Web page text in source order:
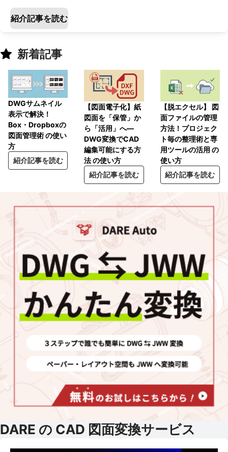
紹介記事を読む
新着記事
DWGサムネイル
表示で解決！
Box・Dropboxの
図面管理術 の使い
方
紹介記事を読む
【図面電子化】紙
図面を「保管」か
ら「活用」へ―
DWG変換でCAD
編集可能にする方
法 の使い方
紹介記事を読む
【脱エクセル】 図
面ファイルの管理
方法！プロジェク
ト毎の整理術と専
用ツールの活用 の
使い方
紹介記事を読む
DARE の CAD 図面変換サービス